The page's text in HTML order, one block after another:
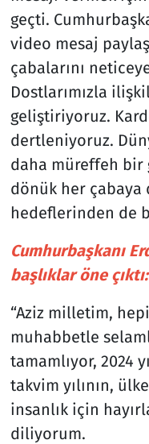
geçti.
video mesaj
çabalarını
Dostlarımızla
geliştiriyoruz.
dertleniyoruz.
daha müreffeh bir
dönük her çabaya
hedeflerinden de
Cumhurbaşkanı
başlıklar öne çıktı:
“Aziz milletim,
muhabbetle
tamamlıyor, 2024
takvim yılının,
insanlık için
diliyorum.
Teknoloji ve
Televizyon